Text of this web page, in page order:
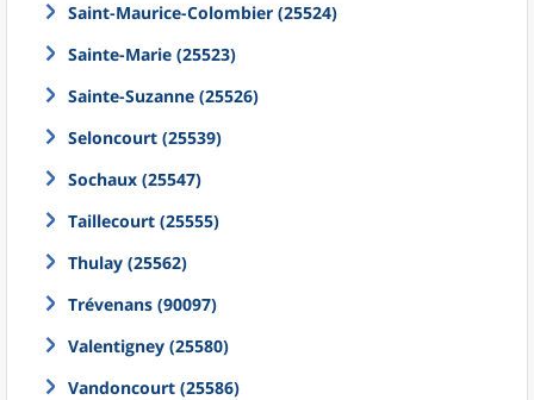
Saint-Maurice-Colombier (25524)
Sainte-Marie (25523)
Sainte-Suzanne (25526)
Seloncourt (25539)
Sochaux (25547)
Taillecourt (25555)
Thulay (25562)
Trévenans (90097)
Valentigney (25580)
Vandoncourt (25586)